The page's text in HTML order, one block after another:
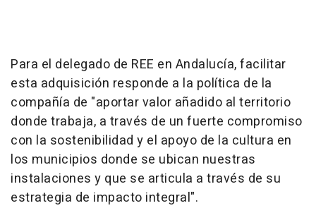
Para el delegado de REE en Andalucía, facilitar
esta adquisición responde a la política de la
compañía de "aportar valor añadido al territorio
donde trabaja, a través de un fuerte compromiso
con la sostenibilidad y el apoyo de la cultura en
los municipios donde se ubican nuestras
instalaciones y que se articula a través de su
estrategia de impacto integral".